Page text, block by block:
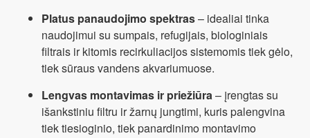
Platus panaudojimo spektras– idealiai tinka
naudojimui su sumpais, refugijais, biologiniais
filtrais ir kitomis recirkuliacijos sistemomis tiek gėlo,
tiek sūraus vandens akvariumuose.
Lengvas montavimas ir priežiūra– įrengtas su
išankstiniu filtru ir žarnų jungtimi, kuris palengvina
tiek tiesioginio, tiek panardinimo montavimo